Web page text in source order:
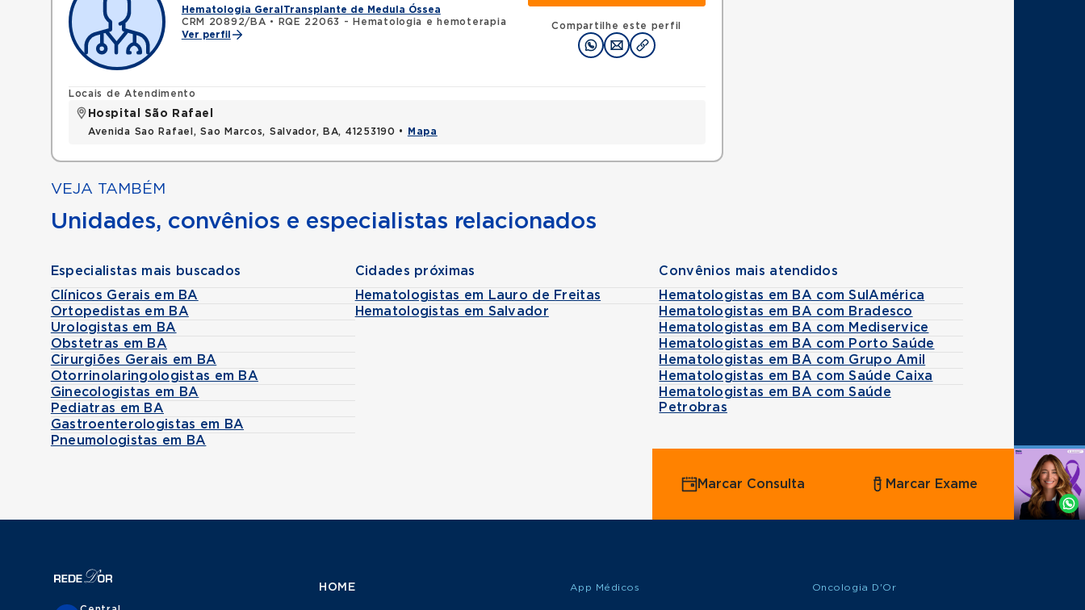
Hematologia Geral Transplante de Medula Óssea
CRM 20892/BA •
RQE 22063 - Hematologia e hemoterapia
Ver perfil
Compartilhe este perfil
Locais de Atendimento
Hospital São Rafael
Avenida Sao Rafael, Sao Marcos, Salvador, BA, 41253190 • Mapa
VEJA TAMBÉM
Unidades, convênios e especialistas relacionados
Especialistas mais buscados
Clínicos Gerais em BA
Ortopedistas em BA
Urologistas em BA
Obstetras em BA
Cirurgiões Gerais em BA
Otorrinolaringologistas em BA
Ginecologistas em BA
Pediatras em BA
Gastroenterologistas em BA
Pneumologistas em BA
Cidades próximas
Hematologistas em Lauro de Freitas
Hematologistas em Salvador
Convênios mais atendidos
Hematologistas em BA com SulAmérica
Hematologistas em BA com Bradesco
Hematologistas em BA com Mediservice
Hematologistas em BA com Porto Saúde
Hematologistas em BA com Grupo Amil
Hematologistas em BA com Saúde Caixa
Hematologistas em BA com Saúde
Petrobras
Agende
Whatsapp
Marcar Consulta Marcar Exame
HOME App Médicos Oncologia D'Or